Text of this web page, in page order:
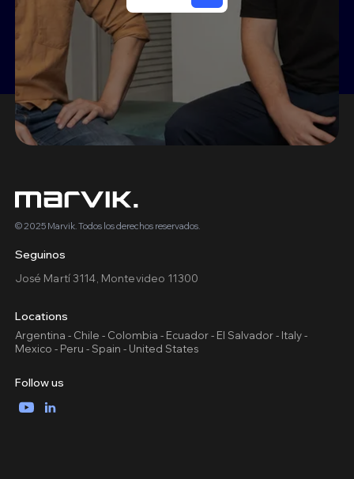
© 2025 Marvik. Todos los derechos reservados.
Seguinos
José Martí 3114, Montevideo 11300
Locations
Argentina - Chile - Colombia - Ecuador - El Salvador - Italy -
Mexico - Peru - Spain - United States
Follow us
YouTubeLinkedIn